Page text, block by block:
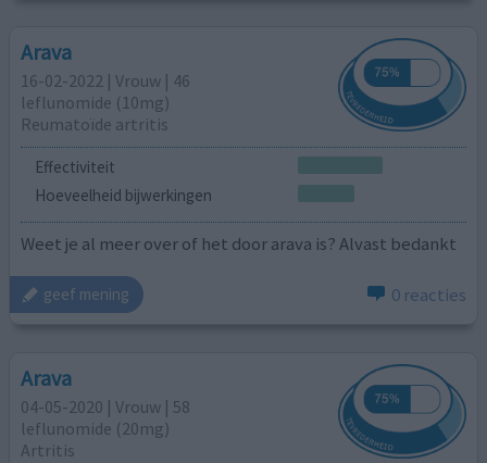
Arava
16-02-2022 | Vrouw | 46
leflunomide (10mg)
Reumatoïde artritis
Effectiviteit
Hoeveelheid bijwerkingen
Weet je al meer over of het door arava is? Alvast bedankt
geef mening 0 reacties
Arava
04-05-2020 | Vrouw | 58
leflunomide (20mg)
Artritis